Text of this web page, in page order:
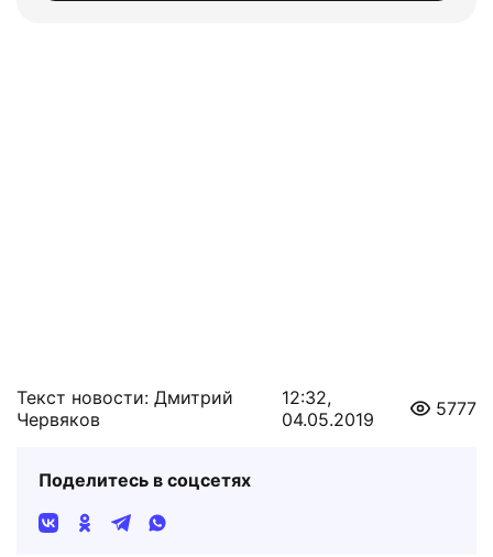
Текст новости: Дмитрий
Червяков
12:32,
04.05.2019
5777
Поделитесь в соцсетях